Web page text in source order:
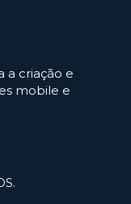
a criação e
mobile e